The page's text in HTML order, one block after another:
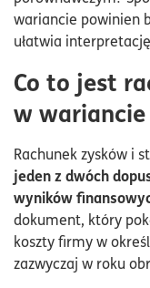
wariancie powinien
ułatwia
Co to jest
w
Rachunek zysków i
jeden z dwóch
wyników
dokument, który
koszty firmy w
zazwyczaj w roku